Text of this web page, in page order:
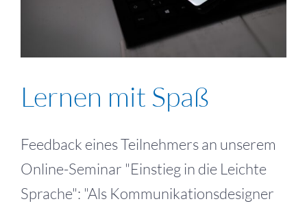
Lernen mit Spaß
Feedback eines Teilnehmers an unserem
Online-Seminar "Einstieg in die Leichte
Sprache": "Als Kommunikationsdesigner